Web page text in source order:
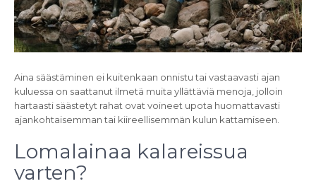
Aina säästäminen ei kuitenkaan onnistu tai vastaavasti ajan
kuluessa on saattanut ilmetä muita yllättäviä menoja, jolloin
hartaasti säästetyt rahat ovat voineet upota huomattavasti
ajankohtaisemman tai kiireellisemmän kulun kattamiseen.
Lomalainaa kalareissua
varten?